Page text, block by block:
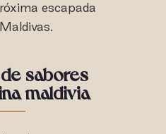
escapada
sabores
maldivia